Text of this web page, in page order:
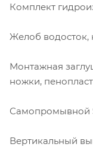
Комплект
Желоб водосток,
Монтажная
ножки, пенопласт
Самопромывной
Вертикальный